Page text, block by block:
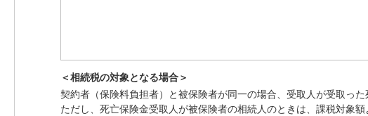
＜相続税の対象となる場合＞
契約者（保険料負担者）と被保険者が同一の場合、受取人が受取っ
ただし、死亡保険金受取人が被保険者の相続人のときは、課税対象